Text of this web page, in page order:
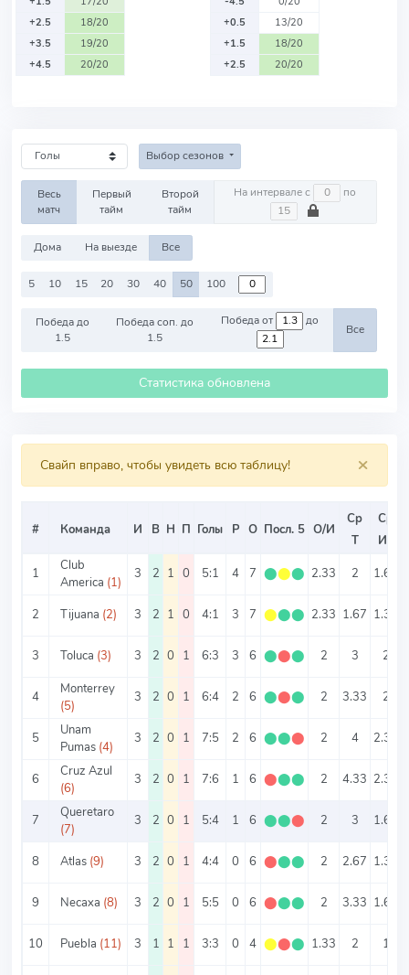
+2.5
18/20
+3.5
19/20
+4.5
20/20
+0.5
13/20
+1.5
18/20
+2.5
20/20
Выбор сезонов
Весь
матч
Первый
тайм
Второй
тайм
На интервале с по
Дома На выезде Все
5 10 15 20 30 40 50 100
Победа до
1.5
Победа соп. до
1.5
Победа от до
Все
Статистика обновлена
×
Свайп вправо, чтобы увидеть всю таблицу!
# Команда И В Н П Голы Р О Посл. 5 О/И
Ср
Т
Ср
ИТ
1
Club
America (1)
3 2 1 0 5:1 4 7 ⬤⬤⬤ 2.33 2 1.67
2 Tijuana (2) 3 2 1 0 4:1 3 7 ⬤⬤⬤ 2.33 1.67 1.33
3 Toluca (3) 3 2 0 1 6:3 3 6 ⬤⬤⬤ 2 3 2
4
Monterrey
(5)
3 2 0 1 6:4 2 6 ⬤⬤⬤ 2 3.33 2
5
Unam
Pumas (4)
3 2 0 1 7:5 2 6 ⬤⬤⬤ 2 4 2.33
6
Cruz Azul
(6)
3 2 0 1 7:6 1 6 ⬤⬤⬤ 2 4.33 2.33
7
Queretaro
(7)
3 2 0 1 5:4 1 6 ⬤⬤⬤ 2 3 1.67
8 Atlas (9) 3 2 0 1 4:4 0 6 ⬤⬤⬤ 2 2.67 1.33
9 Necaxa (8) 3 2 0 1 5:5 0 6 ⬤⬤⬤ 2 3.33 1.67
10 Puebla (11) 3 1 1 1 3:3 0 4 ⬤⬤⬤ 1.33 2 1